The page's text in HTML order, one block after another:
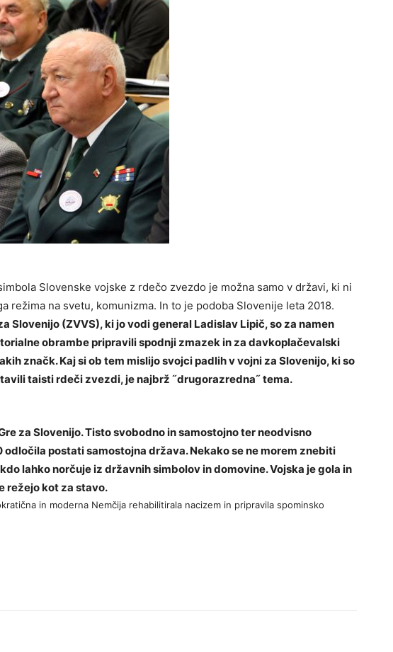
Slovenske vojske z rdečo zvezdo je možna samo v državi, ki ni
režima na svetu, komunizma. In to je podoba Slovenije leta 2018.
Slovenijo (ZVVS), ki jo vodi general Ladislav Lipič, so za namen
obrambe pripravili spodnji zmazek in za davkoplačevalski
značk. Kaj si ob tem mislijo svojci padlih v vojni za Slovenijo, ki so
taisti rdeči zvezdi, je najbrž ˝drugorazredna˝ tema.
za Slovenijo. Tisto svobodno in samostojno ter neodvisno
odločila postati samostojna država. Nekako se ne morem znebiti
lahko norčuje iz državnih simbolov in domovine. Vojska je gola in
režejo kot za stavo.
in moderna Nemčija rehabilitirala nacizem in pripravila spominsko